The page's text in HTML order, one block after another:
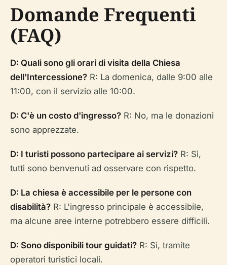
Domande Frequenti
(FAQ)
D: Quali sono gli orari di visita della Chiesa
dell'Intercessione? R: La domenica, dalle 9:00 alle
11:00, con il servizio alle 10:00.
D: C'è un costo d'ingresso? R: No, ma le donazioni
sono apprezzate.
D: I turisti possono partecipare ai servizi? R: Sì,
tutti sono benvenuti ad osservare con rispetto.
D: La chiesa è accessibile per le persone con
disabilità? R: L'ingresso principale è accessibile,
ma alcune aree interne potrebbero essere difficili.
D: Sono disponibili tour guidati? R: Sì, tramite
operatori turistici locali.